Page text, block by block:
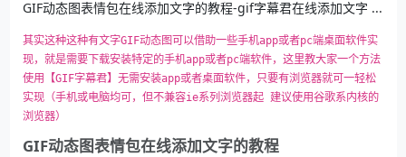
GIF动态图表情包在线添加文字的教程-gif字幕君在线添加文字 ...
其实这种这种有文字GIF动态图可以借助一些手机app或者pc端桌面软件实
现，就是需要下载安装特定的手机app或者pc端软件，这里教大家一个方法
使用【GIF字幕君】无需安装app或者桌面软件，只要有浏览器就可一轻松
实现（手机或电脑均可，但不兼容ie系列浏览器起 建议使用谷歌系内核的
浏览器）
GIF动态图表情包在线添加文字的教程